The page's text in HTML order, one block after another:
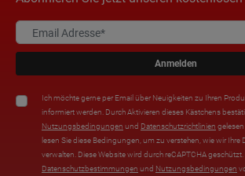
Anmelden
Ich möchte gerne per Email über Neuigkeiten zu Ihren
informiert werden. Durch Aktivieren dieses Kästchens
Nutzungsbedingungen und Datenschutzrichtlinien
lesen Sie diese Bedingungen, um zu verstehen, wie wir Ihre
verwalten. Diese Website wird durch reCAPTCHA
Datenschutzbestimmungen und Nutzungsbedingungen